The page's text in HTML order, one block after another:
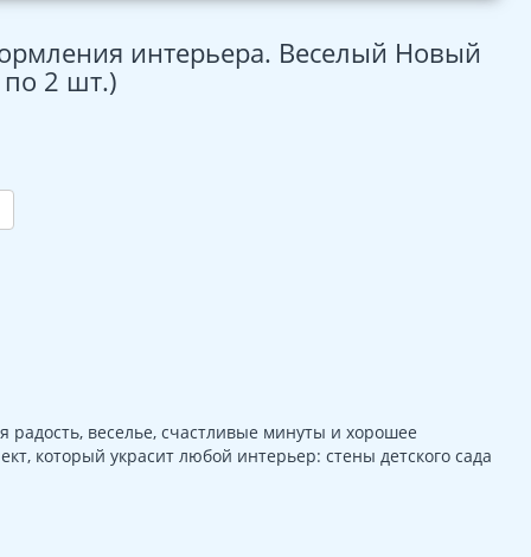
интерьера. Веселый Новый
по 2 шт.)
веселье, счастливые минуты и хорошее
который украсит любой интерьер: стены детского сада